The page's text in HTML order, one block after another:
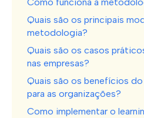
Quais são os principais
metodologia?
Quais são os casos
nas empresas?
Quais são os benefícios
para as organizações?
Como implementar o